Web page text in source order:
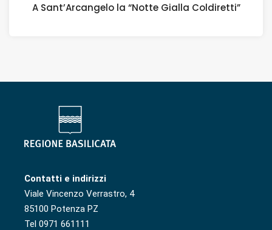
A Sant’Arcangelo la “Notte Gialla Coldiretti”
Contatti e indirizzi
Viale Vincenzo Verrastro, 4
85100 Potenza PZ
Tel 0971 661111